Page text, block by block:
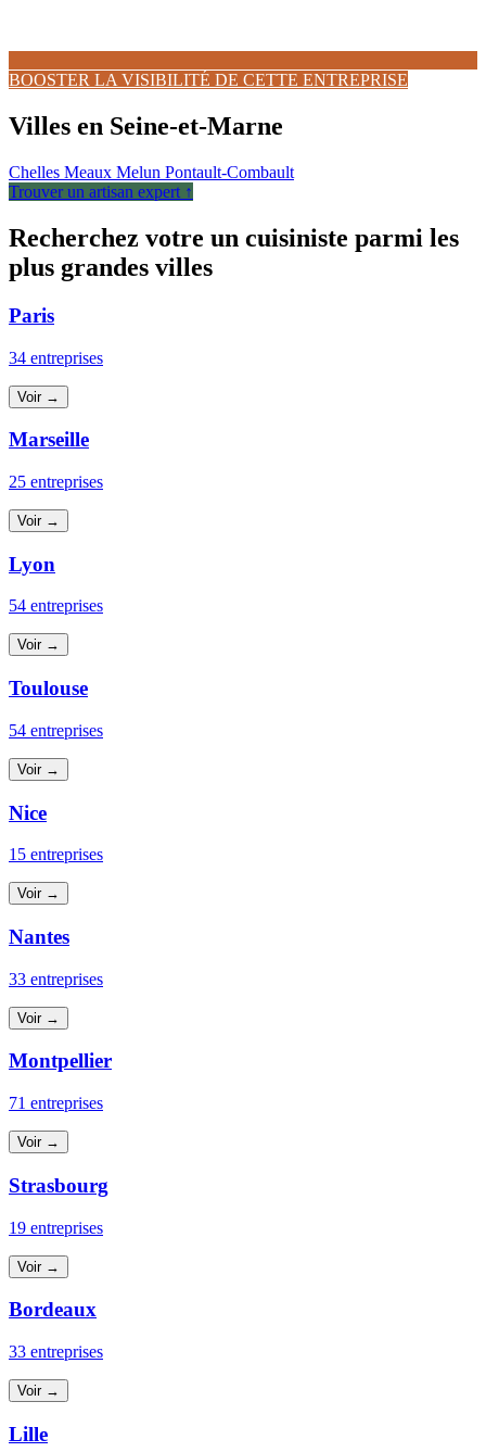
BOOSTER LA VISIBILITÉ DE CETTE ENTREPRISE
Villes en Seine-et-Marne
Chelles Meaux Melun Pontault-Combault
Trouver un artisan expert ↑
Recherchez votre un cuisiniste parmi les
plus grandes villes
Paris
34 entreprises
Voir →
Marseille
25 entreprises
Voir →
Lyon
54 entreprises
Voir →
Toulouse
54 entreprises
Voir →
Nice
15 entreprises
Voir →
Nantes
33 entreprises
Voir →
Montpellier
71 entreprises
Voir →
Strasbourg
19 entreprises
Voir →
Bordeaux
33 entreprises
Voir →
Lille